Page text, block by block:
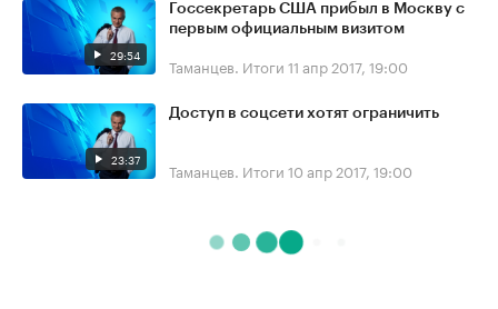
29:54
Госсекретарь США прибыл в Москву с
первым официальным визитом
Таманцев. Итоги 11 апр 2017, 19:00
23:37
Доступ в соцсети хотят ограничить
Таманцев. Итоги 10 апр 2017, 19:00